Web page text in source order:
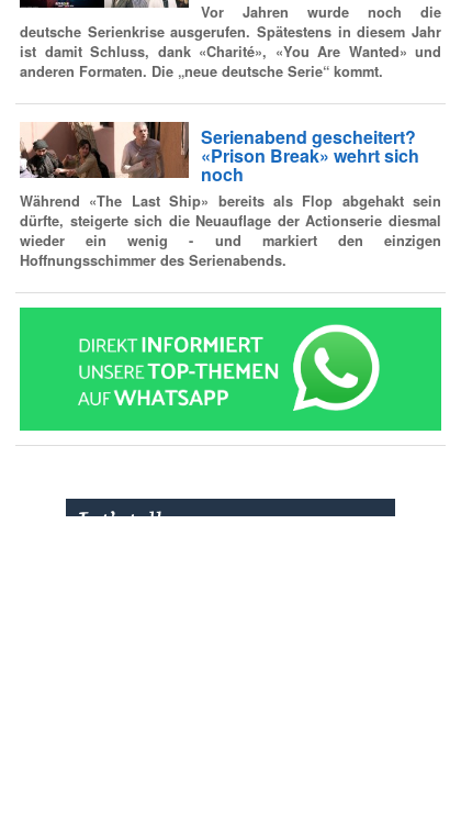
Vor Jahren wurde noch die
deutsche Serienkrise ausgerufen. Spätestens in diesem Jahr
ist damit Schluss, dank «Charité», «You Are Wanted» und
anderen Formaten. Die „neue deutsche Serie“ kommt.
Serienabend gescheitert?
«Prison Break» wehrt sich
noch
Während «The Last Ship» bereits als Flop abgehakt sein
dürfte, steigerte sich die Neuauflage der Actionserie diesmal
wieder ein wenig - und markiert den einzigen
Hoffnungsschimmer des Serienabends.